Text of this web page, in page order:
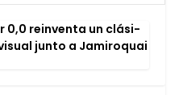
0,0 rein­ven­ta un clá­si­
jun­to a Jami­ro­quai